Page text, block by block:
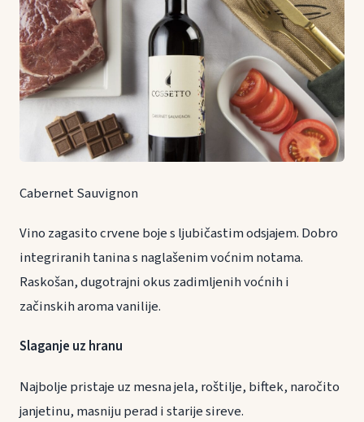
Cabernet Sauvignon
Vino zagasito crvene boje s ljubičastim odsjajem. Dobro
integriranih tanina s naglašenim voćnim notama.
Raskošan, dugotrajni okus zadimljenih voćnih i
začinskih aroma vanilije.
Slaganje uz hranu
Najbolje pristaje uz mesna jela, roštilje, biftek, naročito
janjetinu, masniju perad i starije sireve.